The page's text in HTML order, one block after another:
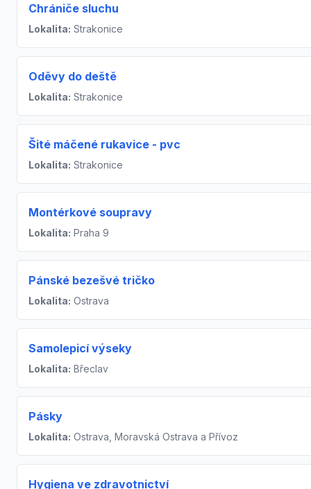
Chrániče sluchu
Lokalita: Strakonice
Oděvy do deště
Lokalita: Strakonice
Šité máčené rukavice - pvc
Lokalita: Strakonice
Montérkové soupravy
Lokalita: Praha 9
Pánské bezešvé tričko
Lokalita: Ostrava
Samolepicí výseky
Lokalita: Břeclav
Pásky
Lokalita: Ostrava, Moravská Ostrava a Přívoz
Hygiena ve zdravotnictví